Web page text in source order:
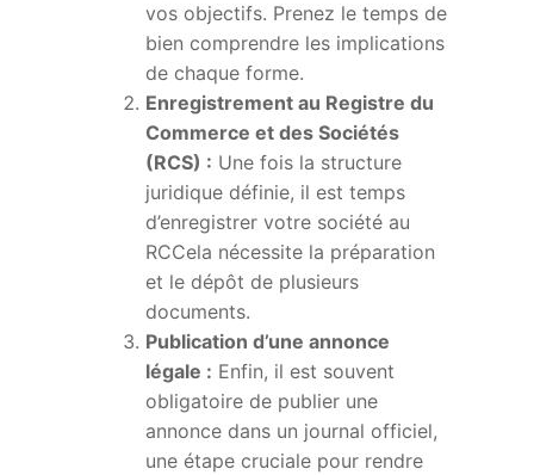
vos objectifs. Prenez le temps de
bien comprendre les implications
de chaque forme.
Enregistrement au Registre du
Commerce et des Sociétés
(RCS) : Une fois la structure
juridique définie, il est temps
d’enregistrer votre société au
RCCela nécessite la préparation
et le dépôt de plusieurs
documents.
Publication d’une annonce
légale : Enfin, il est souvent
obligatoire de publier une
annonce dans un journal officiel,
une étape cruciale pour rendre